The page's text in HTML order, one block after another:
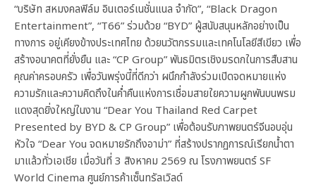
“บริษัท สหมงคลฟิล์ม อินเตอร์เนชั่นแนล จำกัด”, “Black Dragon
Entertainment”, “T66” ร่วมด้วย “BYD” ผู้สนับสนุนหลักอย่างเป็น
ทางการ อยู่เคียงข้างประเทศไทย ด้วยนวัตกรรมและเทคโนโลยีสีเขียว เพื่อ
สร้างอนาคตที่ยั่งยืน และ “CP Group” พันธมิตรเชิงมรดกในการสืบสาน
คุณค่าครอบครัว เพื่อวันพรุ่งนี้ที่ดีกว่า ผนึกกำลังร่วมเปิดจดหมายแห่ง
ความรักและความคิดถึงในค่ำคืนแห่งการเชื่อมสายใยความผูกพันบนพรม
แดงสุดยิ่งใหญ่ในงาน “Dear You Thailand Red Carpet
Presented by BYD & CP Group” เพื่อต้อนรับภาพยนตร์จีนอบอุ่น
หัวใจ “Dear You จดหมายรักถึงอาม่า” ที่สร้างปรากฏการณ์เรียกน้ำตา
มาแล้วทั่วเอเชีย เมื่อวันที่ 3 สิงหาคม 2569 ณ โรงภาพยนตร์ SF
World Cinema ศูนย์การค้าเซ็นทรัลเวิลด์